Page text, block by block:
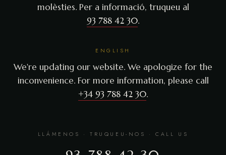
molèsties. Per a informació, truqueu al
93 788 42 30.
ENGLISH
We're updating our website. We apologize for the
inconvenience. For more information, please call
+34 93 788 42 30.
LLÁMENOS · TRUQUEU-NOS · CALL US